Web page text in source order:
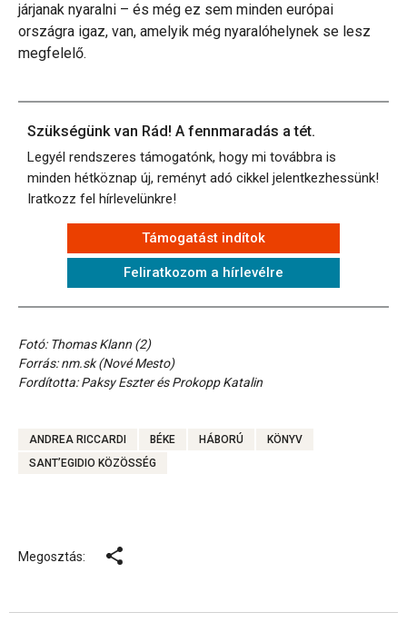
járjanak nyaralni – és még ez sem minden európai
országra igaz, van, amelyik még nyaralóhelynek se lesz
megfelelő.
Szükségünk van Rád! A fennmaradás a tét.
Legyél rendszeres támogatónk, hogy mi továbbra is
minden hétköznap új, reményt adó cikkel jelentkezhessünk!
Iratkozz fel hírlevelünkre!
Támogatást indítok
Feliratkozom a hírlevélre
Fotó: Thomas Klann (2)
Forrás: nm.sk (Nové Mesto)
Fordította: Paksy Eszter és Prokopp Katalin
ANDREA RICCARDI BÉKE HÁBORÚ
KÖNYV
SANT’EGIDIO KÖZÖSSÉG
Megosztás: